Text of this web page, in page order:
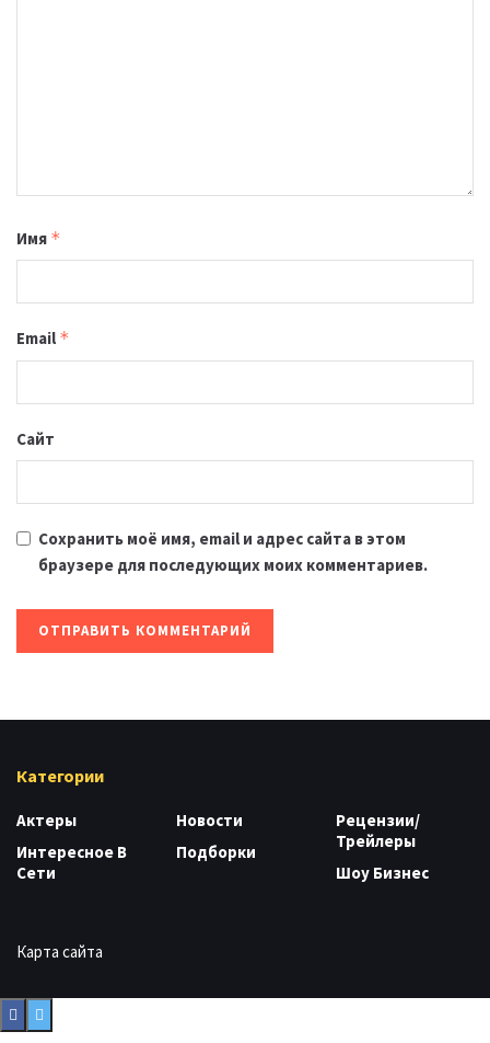
Имя *
Email *
Сайт
Сохранить моё имя, email и адрес сайта в этом
браузере для последующих моих комментариев.
Категории
Актеры
Интересное В
Сети
Новости
Подборки
Рецензии/
Трейлеры
Шоу Бизнес
Карта сайта